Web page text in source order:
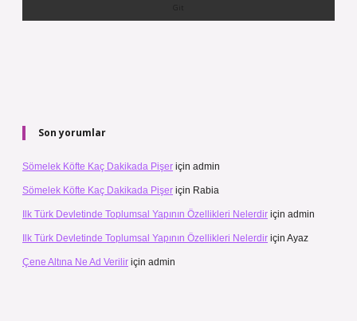
Son yorumlar
Sömelek Köfte Kaç Dakikada Pişer için admin
Sömelek Köfte Kaç Dakikada Pişer için Rabia
Ilk Türk Devletinde Toplumsal Yapının Özellikleri Nelerdir için admin
Ilk Türk Devletinde Toplumsal Yapının Özellikleri Nelerdir için Ayaz
Çene Altına Ne Ad Verilir için admin